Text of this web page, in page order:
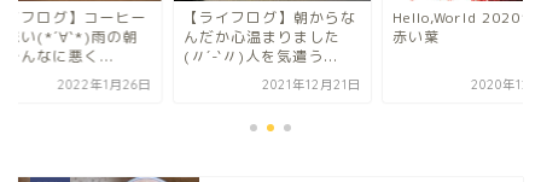
イフログ】コーヒー
味い(*´∀`*)雨の朝
そんなに悪く...
2022年1月26日
【ライフログ】朝からな
んだか心温まりました
(〃´-`〃)人を気遣う...
2021年12月21日
Hello,World
赤い葉
2020年12